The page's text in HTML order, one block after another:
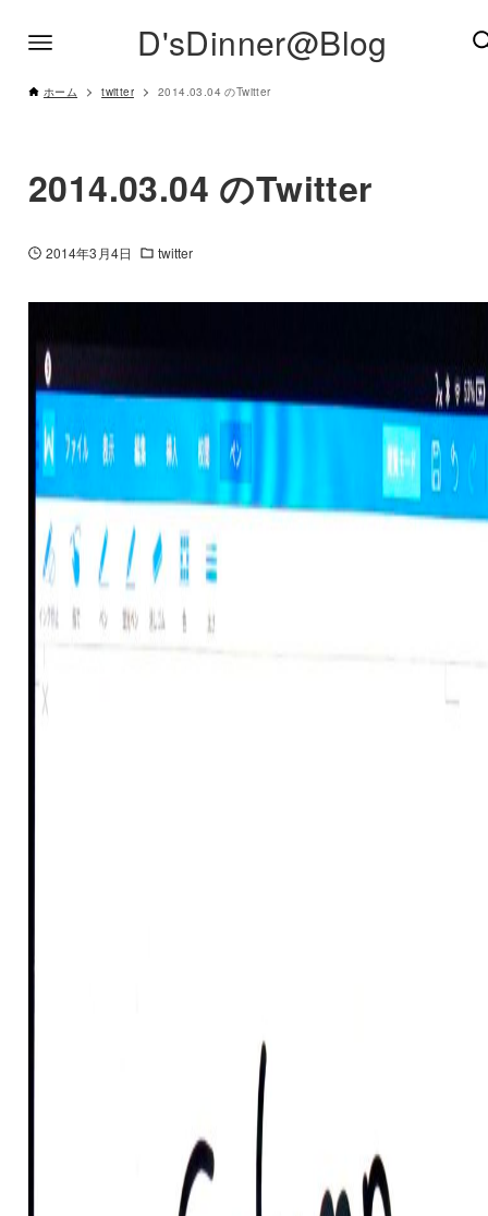
D'sDinner@Blog
ホーム twitter 2014.03.04 のTwitter
2014.03.04 のTwitter
2014年3月4日 twitter